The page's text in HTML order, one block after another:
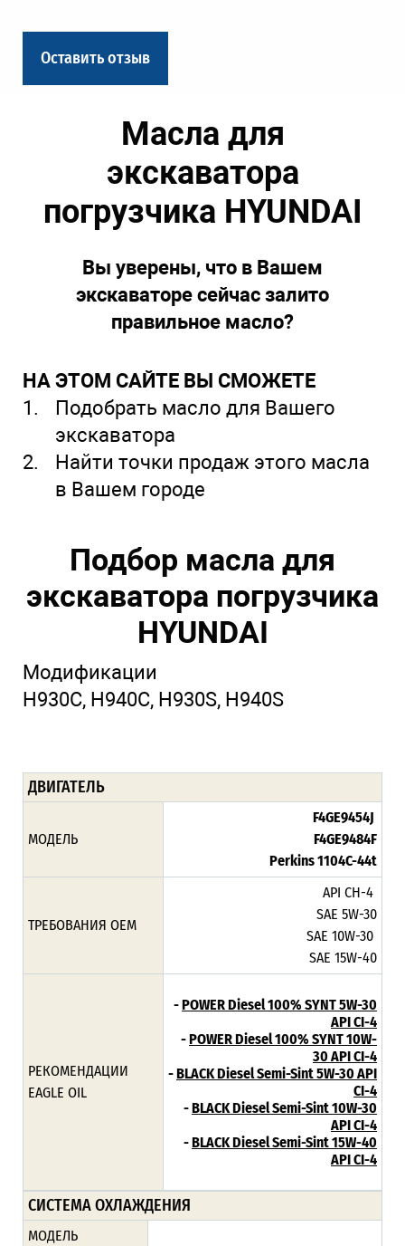
Оставить отзыв
Масла для
экскаватора
погрузчика HYUNDAI
Вы уверены, что в Вашем
экскаваторе сейчас залито
правильное масло?
НА ЭТОМ САЙТЕ ВЫ СМОЖЕТЕ
Подобрать масло для Вашего
экскаватора
Найти точки продаж этого масла
в Вашем городе
Подбор масла для
экскаватора погрузчика
HYUNDAI
Модификации
H930C, H940C, H930S, H940S
ДВИГАТЕЛЬ
МОДЕЛЬ
F4GE9454J
F4GE9484F
Perkins 1104C-44t
ТРЕБОВАНИЯ ОЕМ
API CH-4
SAE 5W-30
SAE 10W-30
SAE 15W-40
РЕКОМЕНДАЦИИ
EAGLE OIL
-POWER Diesel 100% SYNT 5W-30
API CI-4
-POWER Diesel 100% SYNT 10W-
30 API CI-4
-BLACK Diesel Semi-Sint 5W-30 API
CI-4
-BLACK Diesel Semi-Sint 10W-30
API CI-4
-BLACK Diesel Semi-Sint 15W-40
API CI-4
СИСТЕМА ОХЛАЖДЕНИЯ
МОДЕЛЬ